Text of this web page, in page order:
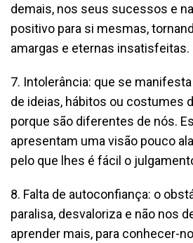
demais, nos seus sucessos e
positivo para si mesmas,
amargas e eternas insatisfeitas.
7. Intolerância: que se
de ideias, hábitos ou costumes
porque são diferentes de nós.
apresentam uma visão pouco
pelo que lhes é fácil o
8. Falta de autoconfiança: o
paralisa, desvaloriza e não nos
aprender mais, para conhecer-